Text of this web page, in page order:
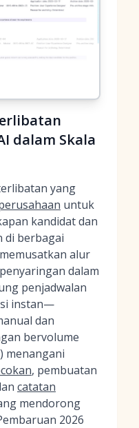
dalam Skala
yang
untuk
kandidat dan
di berbagai
alur
dalam
penjadwalan
instan—
dan
bervolume
menangani
, pembuatan
catatan
mendorong
2026